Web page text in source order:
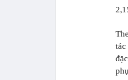
tác